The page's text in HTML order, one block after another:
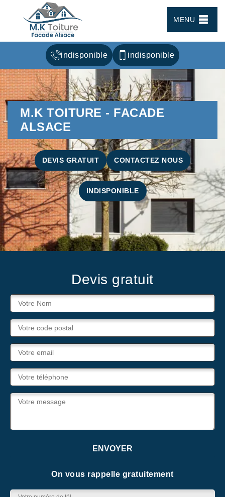
MENU
indisponible indisponible
M.K TOITURE - FACADE
ALSACE
DEVIS GRATUIT CONTACTEZ NOUS
INDISPONIBLE
Devis gratuit
On vous rappelle gratuitement